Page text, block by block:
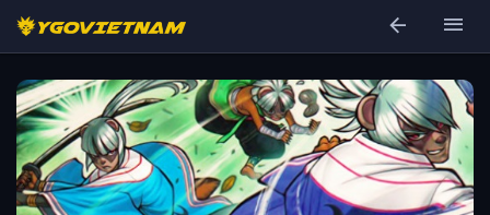
arrow_back menu